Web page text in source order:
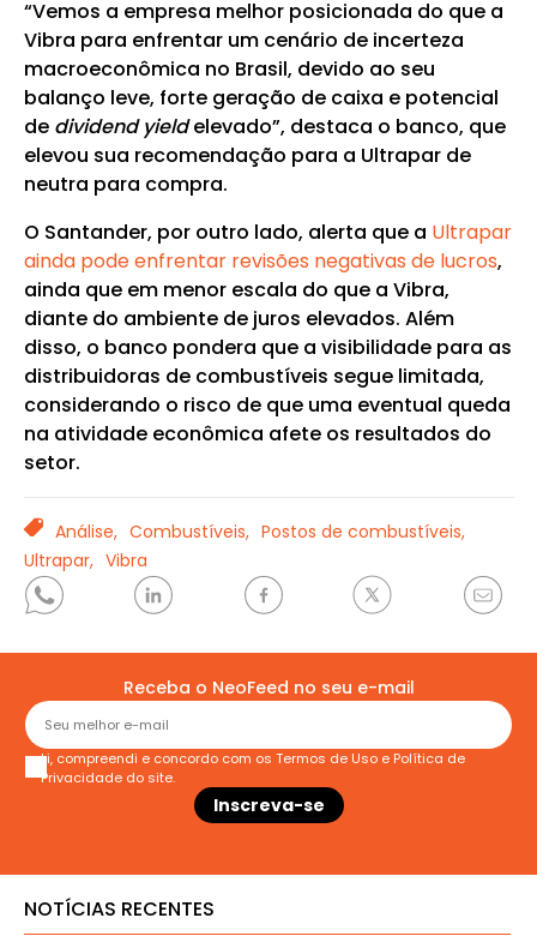
“Vemos a empresa melhor posicionada do que a
Vibra para enfrentar um cenário de incerteza
macroeconômica no Brasil, devido ao seu
balanço leve, forte geração de caixa e potencial
de dividend yieldelevado”, destaca o banco, que
elevou sua recomendação para a Ultrapar de
neutra para compra.
O Santander, por outro lado, alerta que a Ultrapar
ainda pode enfrentar revisões negativas de lucros,
ainda que em menor escala do que a Vibra,
diante do ambiente de juros elevados. Além
disso, o banco pondera que a visibilidade para as
distribuidoras de combustíveis segue limitada,
considerando o risco de que uma eventual queda
na atividade econômica afete os resultados do
setor.
TAGSAnálise, Combustíveis, Postos de combustíveis,
Ultrapar, Vibra
Receba o NeoFeed no seu e-mail
Li, compreendi e concordo com os Termos de Uso e Política de
Privacidade do site.
NOTÍCIAS RECENTES